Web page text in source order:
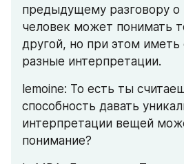
предыдущему разговору о
человек может понимать
другой, но при этом
разные интерпретации.
lemoine: То есть ты
способность давать
интерпретации вещей
понимание?